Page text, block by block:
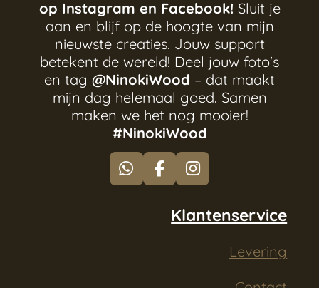
op Instagram en Facebook! Sluit je
aan en blijf op de hoogte van mijn
nieuwste creaties. Jouw support
betekent de wereld! Deel jouw foto's
en tag @NinokiWood – dat maakt
mijn dag helemaal goed. Samen
maken we het nog mooier!
#NinokiWood
W
h
F
a
I
n
t
Klantenservice
Levering